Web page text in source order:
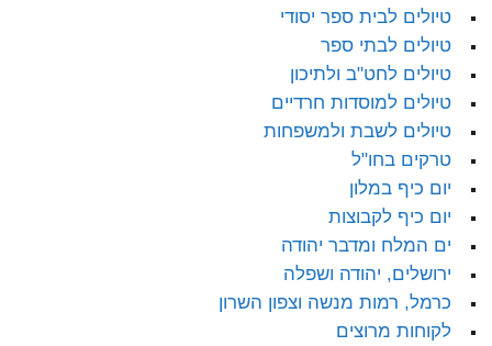
טיולים לבית ספר יסודי
טיולים לבתי ספר
טיולים לחט"ב ולתיכון
טיולים למוסדות חרדיים
טיולים לשבת ולמשפחות
טרקים בחו"ל
יום כיף במלון
יום כיף לקבוצות
ים המלח ומדבר יהודה
ירושלים, יהודה ושפלה
כרמל, רמות מנשה וצפון השרון
לקוחות מרוצים